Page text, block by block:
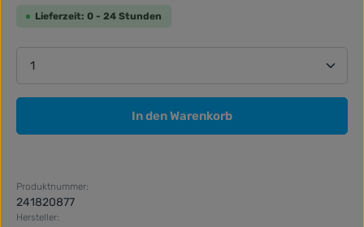
Lieferzeit: 0 - 24 Stunden
Produkt Anzahl: Gib den gewünschten Wert ein
In den Warenkorb
Produktnummer:
241820877
Hersteller: